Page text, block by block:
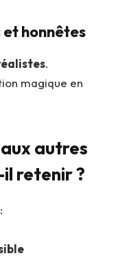
honnêtes
.
magique en
autres
retenir ?